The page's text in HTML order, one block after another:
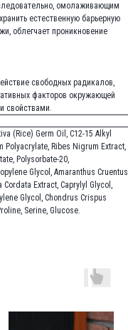
омолаживающим
естественную барьерную
облегчает проникновение
свободных радикалов,
факторов окружающей
свойствами.
(Rice) Germ Oil, C12-15 Alkyl
Polyacrylate, Ribes Nigrum Extract,
Polysorbatе-20,
Glycol, Amaranthus Cruentus
Extract, Caprylyl Glycol,
Glycol, Chondrus Crispus
Serine, Glucose.